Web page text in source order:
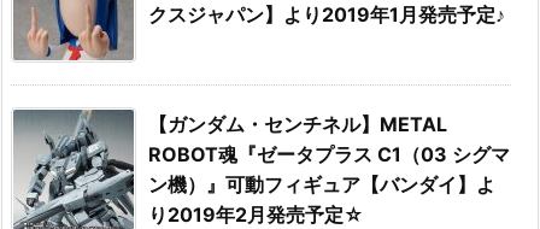
クスジャパン】より2019年1月発売予定♪
【ガンダム・センチネル】METAL
ROBOT魂『ゼータプラス C1（03 シグマ
ン機）』可動フィギュア【バンダイ】よ
り2019年2月発売予定☆